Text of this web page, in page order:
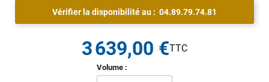
Vérifier la disponibilité au : 04.89.79.74.81
Volume :
3 639,00 €